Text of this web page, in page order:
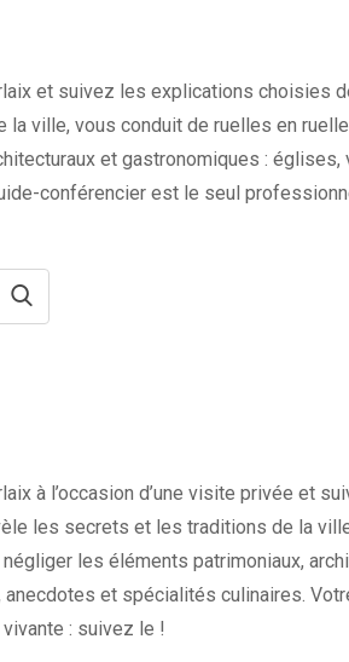
et suivez les explications choisies
ville, vous conduit de ruelles en
et gastronomiques :
conférencier est le seul
à l’occasion d’une visite privée et
les secrets et les traditions de la
les éléments patrimoniaux,
et spécialités culinaires.
: suivez le !